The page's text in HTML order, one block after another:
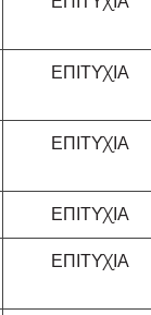
ΕΠΙΤΥΧΙΑ
ΕΠΙΤΥΧΙΑ
ΕΠΙΤΥΧΙΑ
ΕΠΙΤΥΧΙΑ